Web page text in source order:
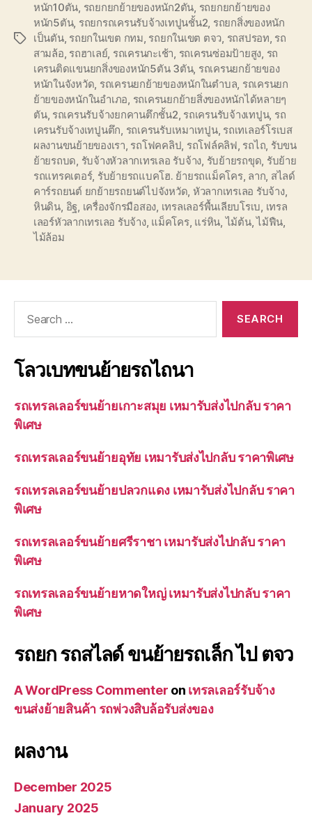
Tags
หนัก10ตัน, รถยกยกย้ายของหนัก2ตัน, รถยกยกย้ายของ
หนัก5ตัน, รถยกรถเครนรับจ้างเทปูนชั้น2, รถยกสิ่งของหนัก
เป็นตัน, รถยกในเขต กทม, รถยกในเขต ตจว, รถสปรอท, รถ
สามล้อ, รถฮาเลย์, รถเครนกะเช้า, รถเครนซ่อมป้ายสูง, รถ
เครนติดแขนยกสิ่งของหนัก5ตัน 3ตัน, รถเครนยกย้ายของ
หนักในจังหวัด, รถเครนยกย้ายของหนักในตำบล, รถเครนยก
ย้ายของหนักในอำเภอ, รถเครนยกย้ายสิ่งของหนักได้หลายๆ
ตัน, รถเครนรับจ้างยกคานตึกชั้น2, รถเครนรับจ้างเทปูน, รถ
เครนรับจ้างเทปูนตึก, รถเครนรับเหมาเทปูน, รถเทเลอร์โรเบส
ผลงานขนย้ายของเรา, รถโฟคคลิป, รถโฟล์คลิฟ, รถไถ, รับขน
ย้ายรถบด, รับจ้างหัวลากเทรเลอ รับจ้าง, รับย้ายรถขุด, รับย้าย
รถแทรคเตอร์, รับย้ายรถแบคโฮ. ย้ายรถแม็คโคร, ลาก, สไลด์
คาร์รถยนต์ ยกย้ายรถยนต์ไปจังหวัด, หัวลากเทรเลอ รับจ้าง,
หินดิน, อิฐ, เครื่องจักรมือสอง, เทรลเลอร์พื้นเลียบโรเบ, เทรล
เลอร์หัวลากเทรเลอ รับจ้าง, แม็คโคร, แร่หิน,ไม้ต้น,ไม้ฟืน,
ไม้ล้อม
โลวเบทขนย้ายรถไถนา
รถเทรลเลอร์ขนย้ายเกาะสมุย เหมารับส่งไปกลับ ราคา
พิเศษ
รถเทรลเลอร์ขนย้ายอุทัย เหมารับส่งไปกลับ ราคาพิเศษ
รถเทรลเลอร์ขนย้ายปลวกแดง เหมารับส่งไปกลับ ราคา
พิเศษ
รถเทรลเลอร์ขนย้ายศรีราชา เหมารับส่งไปกลับ ราคา
พิเศษ
รถเทรลเลอร์ขนย้ายหาดใหญ่ เหมารับส่งไปกลับ ราคา
พิเศษ
รถยก รถสไลด์ ขนย้ายรถเล็ก ไป ตจว
A WordPress Commenter on เทรลเลอร์รับจ้าง
ขนส่งย้ายสินค้า รถพ่วงสิบล้อรับส่งของ
ผลงาน
December 2025
January 2025